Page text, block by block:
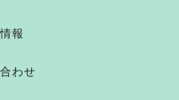
報
わせ